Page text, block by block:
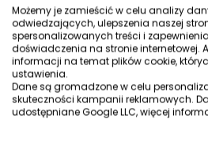
Czy warto klonować dysk na
Klonowanie dysku to metoda
kopii całego nośnika – wraz z
migracji Windows na inny sprzęt.
Nowy komputer ma inne
często inny tryb pracy dysku
Możemy je zamieścić w celu analizy
odwiedzających, ulepszenia naszej
spersonalizowanych treści i
doświadczenia na stronie internetowej.
informacji na temat plików cookie,
ustawienia.
Dane są gromadzone w celu
skuteczności kampanii reklamowych.
udostępniane Google LLC, więcej